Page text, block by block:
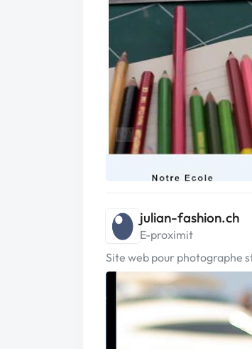
julian-fashion.ch
E-proximit
Site web pour photographe